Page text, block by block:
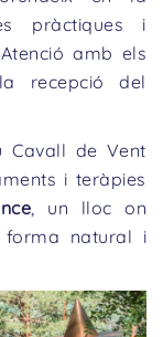
pràctiques i
amb els
recepció del
Cavall de Vent
i teràpies
, un lloc on
forma natural i